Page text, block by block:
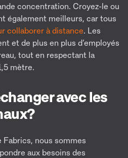
concentration. Croyez-le ou
également meilleurs, car tous
collaborer à distance. Les
et de plus en plus d’employés
tout en respectant la
mètre.
avec les
nous sommes
aux besoins des